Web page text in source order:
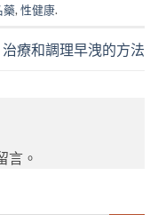
藥, 性健康.
治療和調理早洩的方法
言。